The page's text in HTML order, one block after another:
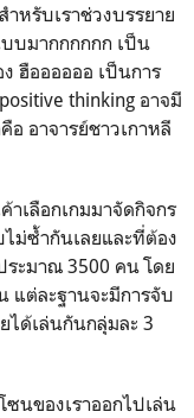
หรับเราช่วงบรรยาย
บมากกกกกก เป็น
ฮืออออออ เป็นการ
thinking อาจมี
อ อาจารย์ชาวเกาหลี
าเลือกเกมมาจัดกิจกร
ม่ซ้ำกันเลยและที่ต้อง
ระมาณ 3500 คน โดย
แต่ละฐานจะมีการจับ
ได้เล่นกันกลุ่มละ 3
นของเราออกไปเล่น